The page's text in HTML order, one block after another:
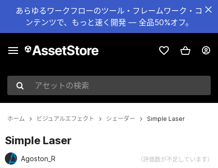
あらゆるワークフローのツール・フレームワーク・コ
ンテンツで、もっと速く開発 — 全品50%オフ。
アセットの検索
ホーム ビジュアルエフェクト シェーダー Simple Laser
Simple Laser
Agoston_R （評価数が不足しています）